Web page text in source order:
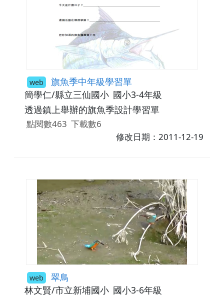
web 旗魚季中年級學習單
簡學仁/縣立三仙國小 國小3-4年級
透過鎮上舉辦的旗魚季設計學習單
點閱數463 下載數6
修改日期：2011-12-19
web 翠鳥
林文賢/市立新埔國小 國小3-6年級